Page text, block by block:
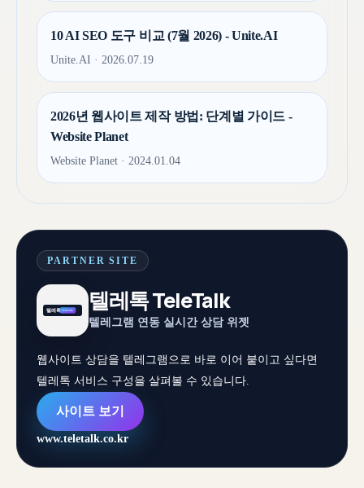
10 AI SEO 도구 비교 (7월 2026) - Unite.AI
Unite.AI · 2026.07.19
2026년 웹사이트 제작 방법: 단계별 가이드 -
Website Planet
Website Planet · 2024.01.04
PARTNER SITE
텔레톡 TeleTalk
텔레그램 연동 실시간 상담 위젯
웹사이트 상담을 텔레그램으로 바로 이어 붙이고 싶다면
텔레톡 서비스 구성을 살펴볼 수 있습니다.
사이트 보기
www.teletalk.co.kr